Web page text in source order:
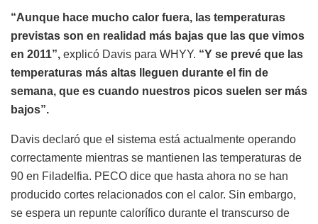
“Aunque hace mucho calor fuera, las temperaturas
previstas son en realidad más bajas que las que vimos
en 2011”, explicó Davis para WHYY. “Y se prevé que las
temperaturas más altas lleguen durante el fin de
semana, que es cuando nuestros picos suelen ser más
bajos”.
Davis declaró que el sistema está actualmente operando
correctamente mientras se mantienen las temperaturas de
90 en Filadelfia. PECO dice que hasta ahora no se han
producido cortes relacionados con el calor. Sin embargo,
se espera un repunte calorífico durante el transcurso de